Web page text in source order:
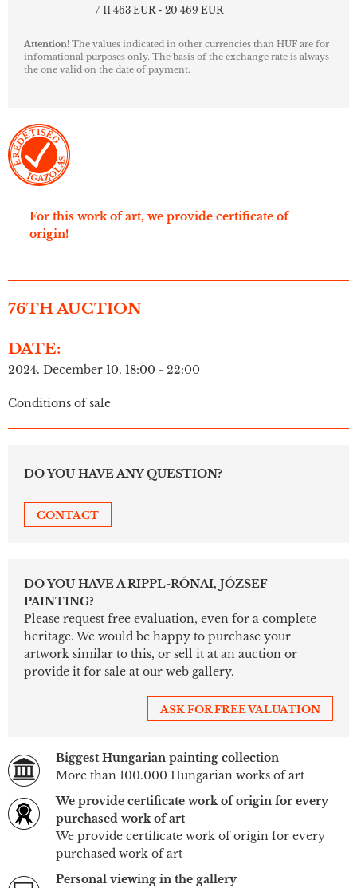
/ 11 463 EUR - 20 469 EUR
Attention! The values indicated in other currencies than HUF are for
infomational purposes only. The basis of the exchange rate is always
the one valid on the date of payment.
For this work of art, we provide certificate of
origin!
76TH AUCTION
DATE:
2024. December 10. 18:00 - 22:00
Conditions of sale
DO YOU HAVE ANY QUESTION?
CONTACT
DO YOU HAVE A RIPPL-RÓNAI, JÓZSEF
PAINTING?
Please request free evaluation, even for a complete
heritage. We would be happy to purchase your
artwork similar to this, or sell it at an auction or
provide it for sale at our web gallery.
ASK FOR FREE VALUATION
Biggest Hungarian painting collection
More than 100.000 Hungarian works of art
We provide certificate work of origin for every
purchased work of art
We provide certificate work of origin for every
purchased work of art
Personal viewing in the gallery